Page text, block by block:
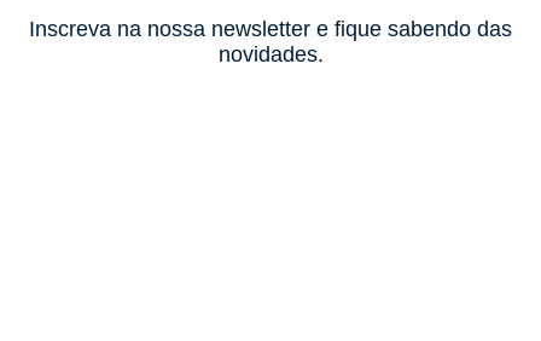
Inscreva na nossa newsletter e fique sabendo das
novidades.